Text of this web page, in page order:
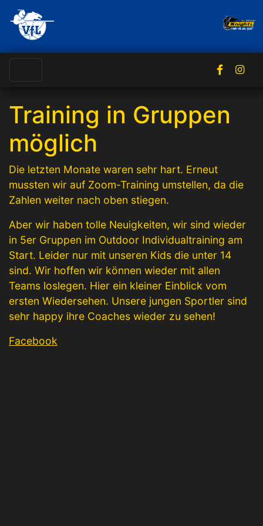
Training in Gruppen
möglich
Die letzten Monate waren sehr hart. Erneut
mussten wir auf Zoom-Training umstellen, da die
Zahlen weiter nach oben stiegen.
Aber wir haben tolle Neuigkeiten, wir sind wieder
in 5er Gruppen im Outdoor Individualtraining am
Start. Leider nur mit unseren Kids die unter 14
sind. Wir hoffen wir können wieder mit allen
Teams loslegen. Hier ein kleiner Einblick vom
ersten Wiedersehen. Unsere jungen Sportler sind
sehr happy ihre Coaches wieder zu sehen!
Facebook